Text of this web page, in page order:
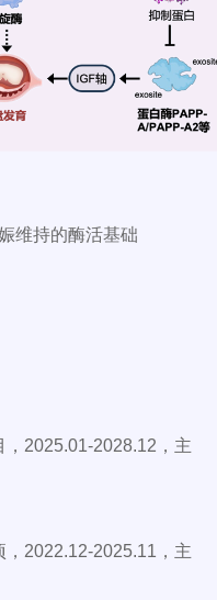
维持的酶活基础
2025.01-2028.12，主
2022.12-2025.11，主